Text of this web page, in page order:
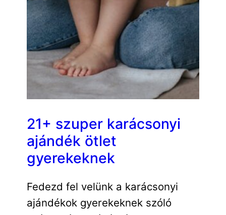
21+ szuper karácsonyi
ajándék ötlet
gyerekeknek
Fedezd fel velünk a karácsonyi
ajándékok gyerekeknek szóló